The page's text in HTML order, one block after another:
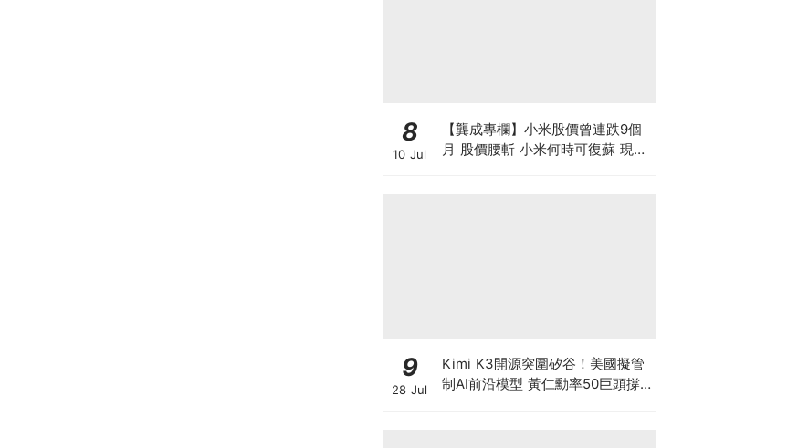
8
10 Jul
【龔成專欄】小米股價曾連跌9個
月 股價腰斬 小米何時可復蘇 現在
9
28 Jul
Kimi K3開源突圍矽谷！美國擬管
制AI前沿模型 黃仁勳率50巨頭撐